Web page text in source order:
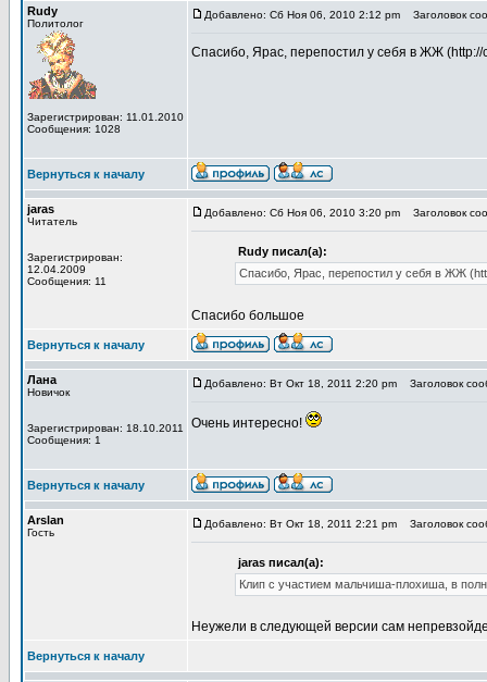
Rudy
Политолог
Зарегистрирован: 11.01.2010
Сообщения: 1028
Добавлено: Сб Ноя 06, 2010 2:12 pm Заголовок
Спасибо, Ярас, перепостил у себя в ЖЖ
Вернуться к началу
jaras
Читатель
Зарегистрирован:
12.04.2009
Сообщения: 11
Добавлено: Сб Ноя 06, 2010 3:20 pm Заголовок
Rudy писал(а):
Спасибо, Ярас, перепостил у себя в ЖЖ
Спасибо большое
Вернуться к началу
Лана
Новичок
Зарегистрирован: 18.10.2011
Сообщения: 1
Добавлено: Вт Окт 18, 2011 2:20 pm Заголовок
Очень интересно!
Вернуться к началу
Arslan
Гость
Добавлено: Вт Окт 18, 2011 2:21 pm Заголовок
jaras писал(а):
Клип с участием мальчиша-плохиша, в
Неужели в следующей версии сам
Вернуться к началу